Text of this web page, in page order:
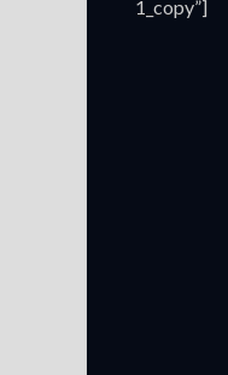
1_copy”]